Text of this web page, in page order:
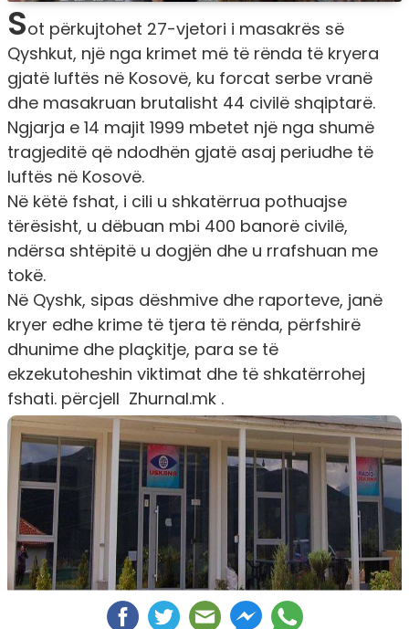
Sot përkujtohet 27-vjetori i masakrës së
Qyshkut, një nga krimet më të rënda të kryera
gjatë luftës në Kosovë, ku forcat serbe vranë
dhe masakruan brutalisht 44 civilë shqiptarë.
Ngjarja e 14 majit 1999 mbetet një nga shumë
tragjeditë që ndodhën gjatë asaj periudhe të
luftës në Kosovë.
Në këtë fshat, i cili u shkatërrua pothuajse
tërësisht, u dëbuan mbi 400 banorë civilë,
ndërsa shtëpitë u dogjën dhe u rrafshuan me
tokë.
Në Qyshk, sipas dëshmive dhe raporteve, janë
kryer edhe krime të tjera të rënda, përfshirë
dhunime dhe plaçkitje, para se të
ekzekutoheshin viktimat dhe të shkatërrohej
fshati. përcjell Zhurnal.mk .